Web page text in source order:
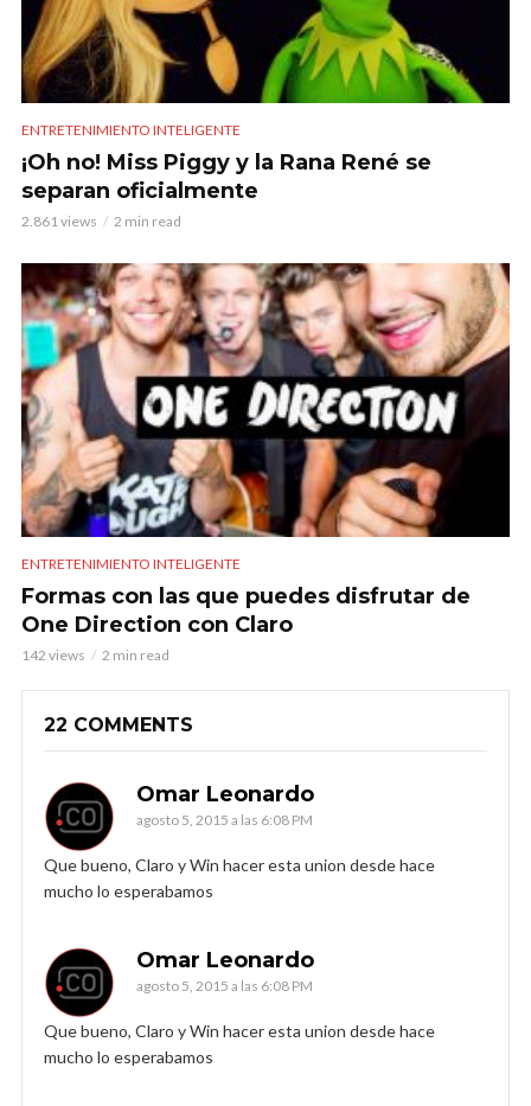
ENTRETENIMIENTO INTELIGENTE
¡Oh no! Miss Piggy y la Rana René se
separan oficialmente
2.861 views 2 min read
ENTRETENIMIENTO INTELIGENTE
Formas con las que puedes disfrutar de
One Direction con Claro
142 views 2 min read
22 COMMENTS
Omar Leonardo
agosto 5, 2015 a las 6:08 PM
Que bueno, Claro y Win hacer esta union desde hace
mucho lo esperabamos
Omar Leonardo
agosto 5, 2015 a las 6:08 PM
Que bueno, Claro y Win hacer esta union desde hace
mucho lo esperabamos